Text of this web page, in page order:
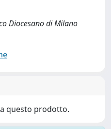
Diocesano di Milano
questo prodotto.